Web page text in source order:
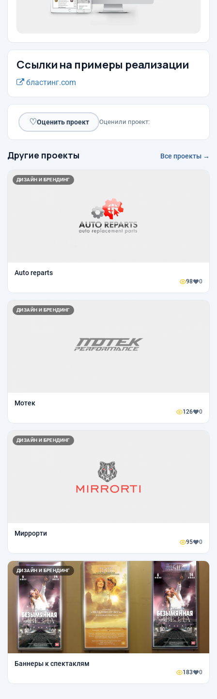
Ссылки на примеры реализации
бластинг.com
♡Оценить проект Оценили проект:
Другие проекты Все проекты →
ДИЗАЙН И БРЕНДИНГ
Auto reparts
98 0
ДИЗАЙН И БРЕНДИНГ
Мотек
126 0
ДИЗАЙН И БРЕНДИНГ
Миррорти
95 0
ДИЗАЙН И БРЕНДИНГ
Баннеры к спектаклям
183 0